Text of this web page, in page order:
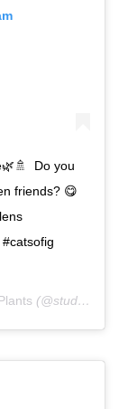
Do you
friends? 😋⁣
(@studio_miauw) on